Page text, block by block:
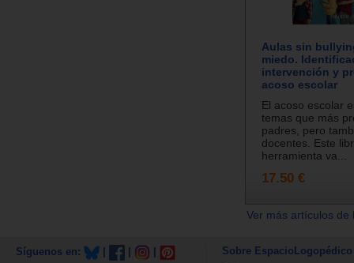
Aulas sin
miedo.
intervención y
acoso escolar
El acoso escolar
temas que más
padres, pero
docentes. Este
herramienta va...
17.50 €
Ver más artículos
Síguenos en: Sobre EspacioLogopédico